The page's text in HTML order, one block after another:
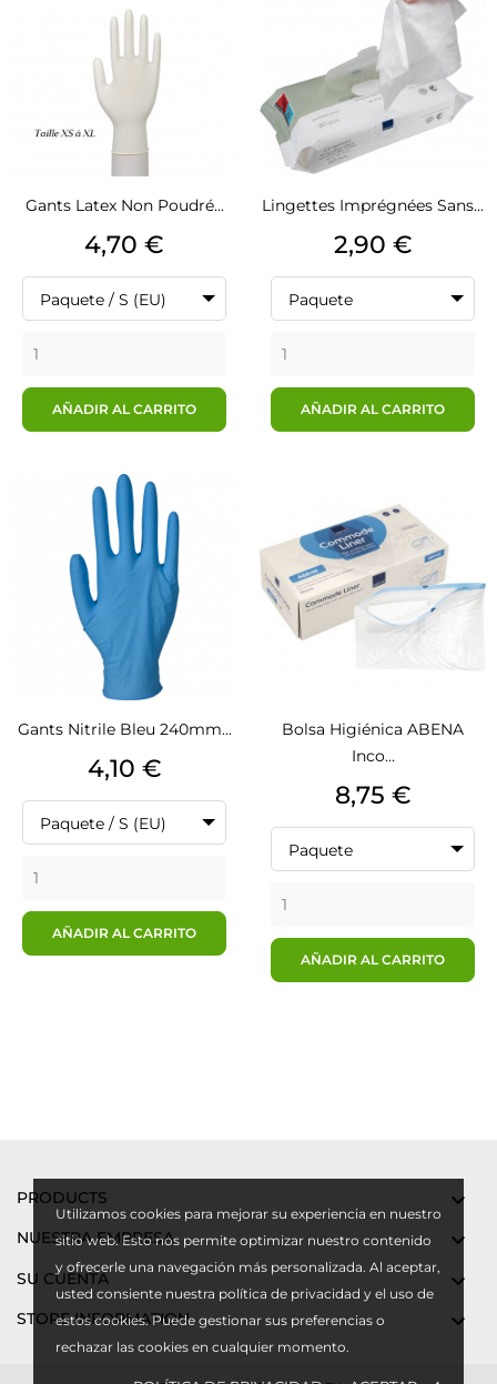
Utilizamos cookies para mejorar su experiencia en nuestro
sitio web. Esto nos permite optimizar nuestro contenido
y ofrecerle una navegación más personalizada. Al aceptar,
usted consiente nuestra política de privacidad y el uso de
estos cookies. Puede gestionar sus preferencias o
rechazar las cookies en cualquier momento.
Gants Latex Non Poudré...
Precio
4,70 €
Paquete / S (EU)
AÑADIR AL CARRITO
Lingettes Imprégnées Sans...
Precio
2,90 €
Paquete
AÑADIR AL CARRITO
Gants Nitrile Bleu 240mm...
Precio
4,10 €
Paquete / S (EU)
AÑADIR AL CARRITO
Bolsa Higiénica ABENA
Inco...
Precio
8,75 €
Paquete
AÑADIR AL CARRITO
PRODUCTS 
NUESTRA EMPRESA 
SU CUENTA 
STORE INFORMATION 